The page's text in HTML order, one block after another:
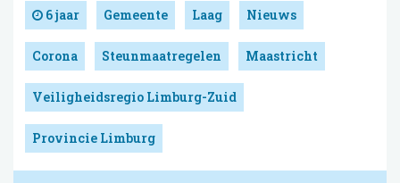
6 jaar Gemeente Laag Nieuws
Corona Steunmaatregelen Maastricht
Veiligheidsregio Limburg-Zuid
Provincie Limburg